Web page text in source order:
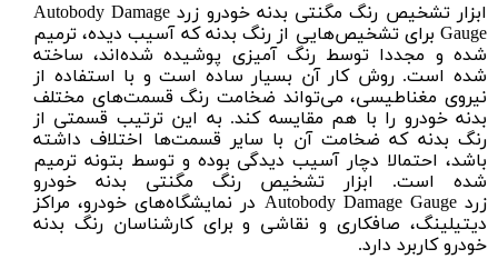
ابزار تشخیص رنگ مگنتی بدنه خودرو زرد Autobody Damage
Gauge برای تشخیص‌هایی از رنگ بدنه که آسیب دیده، ترمیم
شده و مجددا توسط رنگ آمیزی پوشیده شده‌اند، ساخته
شده است. روش کار آن بسیار ساده است و با استفاده از
نیروی مغناطیسی، می‌تواند ضخامت رنگ قسمت‌های مختلف
بدنه خودرو را با هم مقایسه کند. به این ترتیب قسمتی از
رنگ بدنه که ضخامت آن با سایر قسمت‌ها اختلاف داشته
باشد، احتمالا دچار آسیب دیدگی بوده و توسط بتونه ترمیم
شده است. ابزار تشخیص رنگ مگنتی بدنه خودرو
زرد Autobody Damage Gauge در نمایشگاه‌های خودرو، مراکز
دیتیلینگ، صافکاری و نقاشی و برای کارشناسان رنگ بدنه
خودرو کاربرد دارد.